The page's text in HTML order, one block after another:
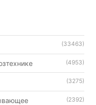
(33463)
(4953)
(3275)
(2392)